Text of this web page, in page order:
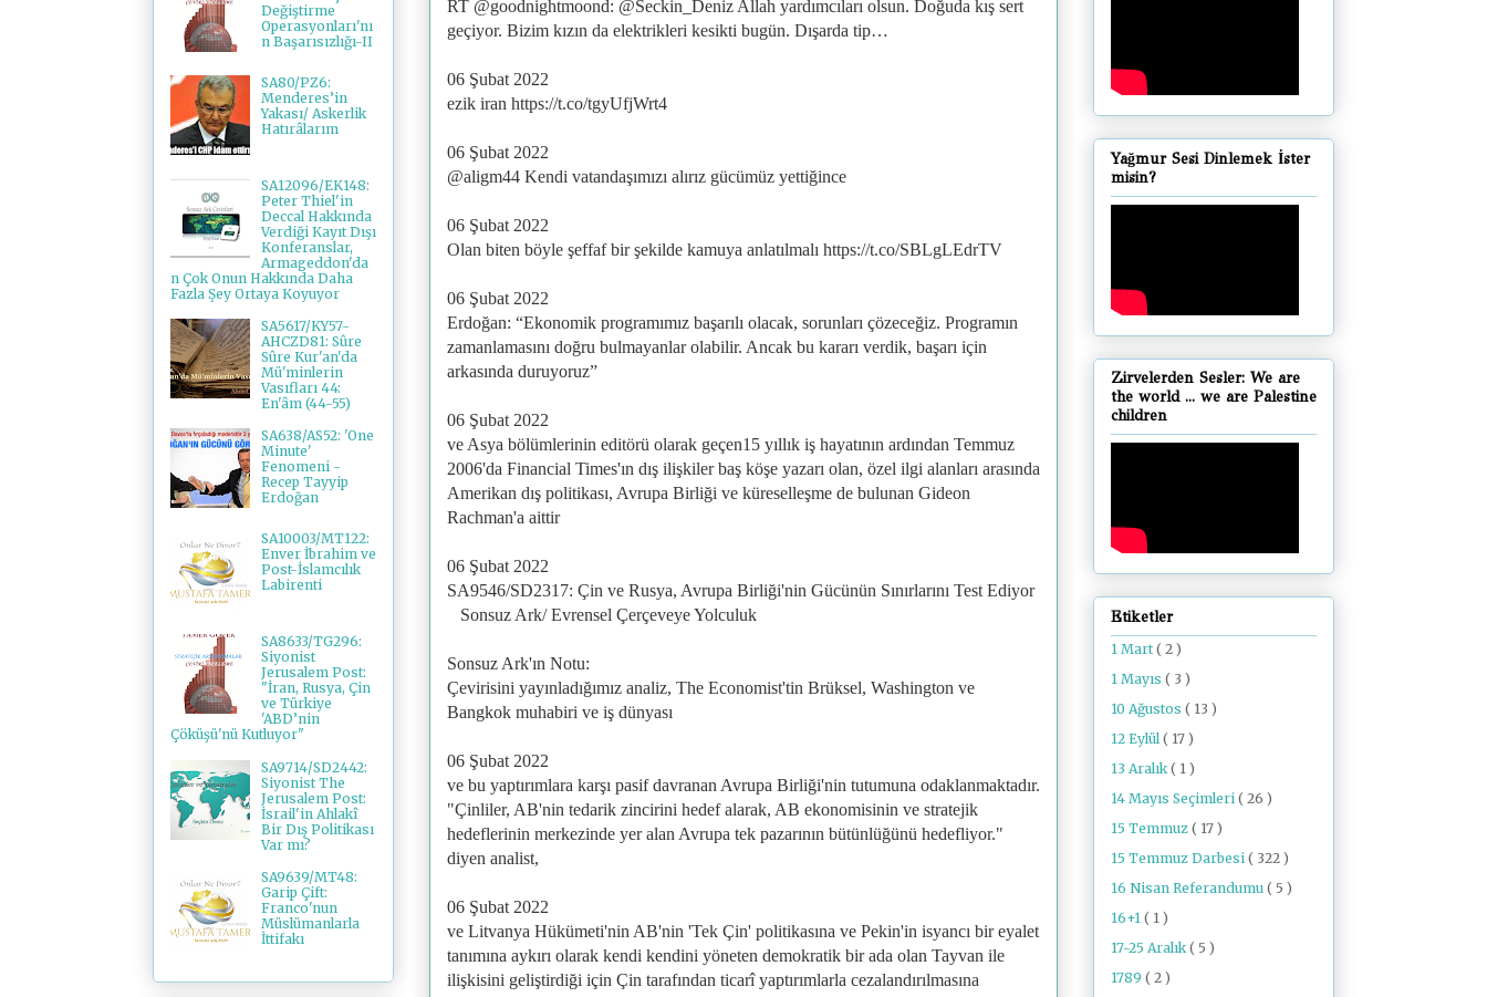
RT @goodnightmoond: @Seckin_Deniz Allah yardımcıları olsun. Doğuda kış sert
geçiyor. Bizim kızın da elektrikleri kesikti bugün. Dışarda tip…
06 Şubat 2022
ezik iran https://t.co/tgyUfjWrt4
06 Şubat 2022
@aligm44 Kendi vatandaşımızı alırız gücümüz yettiğince
06 Şubat 2022
Olan biten böyle şeffaf bir şekilde kamuya anlatılmalı https://t.co/SBLgLEdrTV
06 Şubat 2022
Erdoğan: “Ekonomik programımız başarılı olacak, sorunları çözeceğiz. Programın
zamanlamasını doğru bulmayanlar olabilir. Ancak bu kararı verdik, başarı için
arkasında duruyoruz”
06 Şubat 2022
ve Asya bölümlerinin editörü olarak geçen15 yıllık iş hayatının ardından Temmuz
2006'da Financial Times'ın dış ilişkiler baş köşe yazarı olan, özel ilgi alanları arasında
Amerikan dış politikası, Avrupa Birliği ve küreselleşme de bulunan Gideon
Rachman'a aittir
06 Şubat 2022
SA9546/SD2317: Çin ve Rusya, Avrupa Birliği'nin Gücünün Sınırlarını Test Ediyor
Sonsuz Ark/ Evrensel Çerçeveye Yolculuk
Sonsuz Ark'ın Notu:
Çevirisini yayınladığımız analiz, The Economist'tin Brüksel, Washington ve
Bangkok muhabiri ve iş dünyası
06 Şubat 2022
ve bu yaptırımlara karşı pasif davranan Avrupa Birliği'nin tutumuna odaklanmaktadır.
"Çinliler, AB'nin tedarik zincirini hedef alarak, AB ekonomisinin ve stratejik
hedeflerinin merkezinde yer alan Avrupa tek pazarının bütünlüğünü hedefliyor."
diyen analist,
06 Şubat 2022
ve Litvanya Hükümeti'nin AB'nin 'Tek Çin' politikasına ve Pekin'in isyancı bir eyalet
tanımına aykırı olarak kendi kendini yöneten demokratik bir ada olan Tayvan ile
ilişkisini geliştirdiği için Çin tarafından ticarî yaptırımlarla cezalandırılmasına
Değiştirme
Operasyonları'nı
n Başarısızlığı-II
SA80/PZ6:
Menderes’in
Yakası/ Askerlik
Hatırâlarım
SA12096/EK148:
Peter Thiel'in
Deccal Hakkında
Verdiği Kayıt Dışı
Konferanslar,
Armageddon'da
n Çok Onun Hakkında Daha
Fazla Şey Ortaya Koyuyor
SA5617/KY57-
AHCZD81: Sûre
Sûre Kur'an'da
Mü'minlerin
Vasıfları 44:
En'âm (44-55)
SA638/AS52: 'One
Minute'
Fenomeni -
Recep Tayyip
Erdoğan
SA10003/MT122:
Enver İbrahim ve
Post-İslamcılık
Labirenti
SA8633/TG296:
Siyonist
Jerusalem Post:
"İran, Rusya, Çin
ve Türkiye
'ABD’nin
Çöküşü'nü Kutluyor"
SA9714/SD2442:
Siyonist The
Jerusalem Post:
İsrail'in Ahlakî
Bir Dış Politikası
Var mı?
SA9639/MT48:
Garip Çift:
Franco'nun
Müslümanlarla
İttifakı
Yağmur Sesi Dinlemek İster
misin?
Zirvelerden Sesler: We are
the world ... we are Palestine
children
Etiketler
1 Mart ( 2 )
1 Mayıs ( 3 )
10 Ağustos ( 13 )
12 Eylül ( 17 )
13 Aralık ( 1 )
14 Mayıs Seçimleri ( 26 )
15 Temmuz ( 17 )
15 Temmuz Darbesi ( 322 )
16 Nisan Referandumu ( 5 )
16+1 ( 1 )
17-25 Aralık ( 5 )
1789 ( 2 )